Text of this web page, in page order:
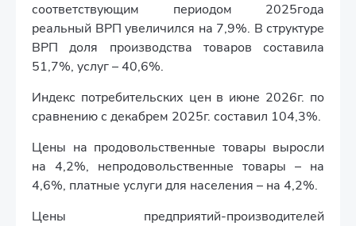
соответствующим периодом 2025года
реальный ВРП увеличился на 7,9%. В структуре
ВРП доля производства товаров составила
51,7%, услуг – 40,6%.
Индекс потребительских цен в июне 2026г. по
сравнению с декабрем 2025г. составил 104,3%.
Цены на продовольственные товары выросли
на 4,2%, непродовольственные товары – на
4,6%, платные услуги для населения – на 4,2%.
Цены предприятий-производителей